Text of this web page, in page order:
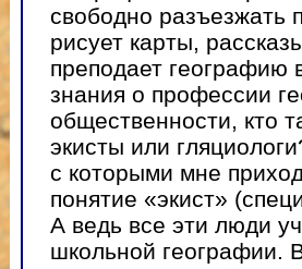
свободно разъезжать
рисует карты,
преподает географию
знания о профессии
общественности, кто
экисты или
с которыми мне
понятие «экист»
А ведь все эти люди
школьной географии.